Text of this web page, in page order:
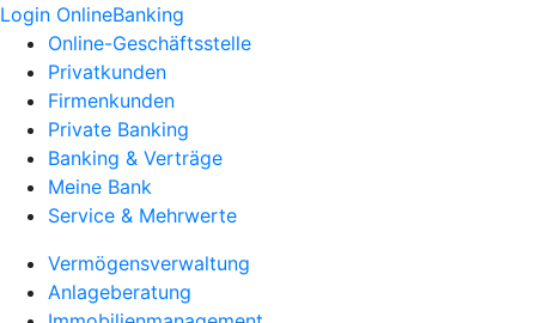
Login OnlineBanking
Online-Geschäftsstelle
Privatkunden
Firmenkunden
Private Banking
Banking & Verträge
Meine Bank
Service & Mehrwerte
Vermögensverwaltung
Anlageberatung